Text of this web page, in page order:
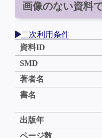
画像のない資料で
二次利用条件
資料ID
SMD
著者名
書名
出版年
ページ数